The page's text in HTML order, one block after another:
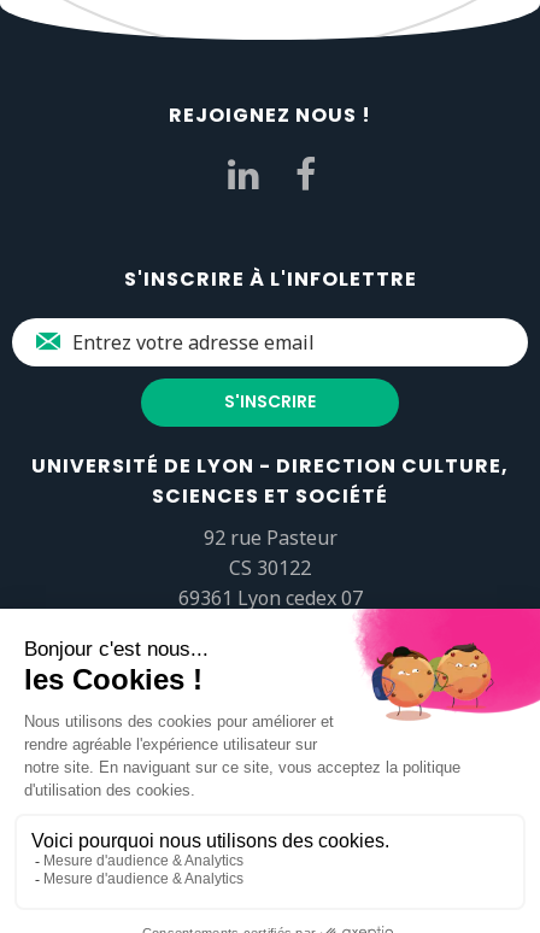
REJOIGNEZ NOUS !
S'INSCRIRE À L'INFOLETTRE
UNIVERSITÉ DE LYON - DIRECTION CULTURE,
SCIENCES ET SOCIÉTÉ
92 rue Pasteur
CS 30122
69361 Lyon cedex 07
popsciences@universite-lyon.fr
Tél.+33 (0)4 37 37 82 01
https://www.youtube.com/embed/Qm-prNOXepo